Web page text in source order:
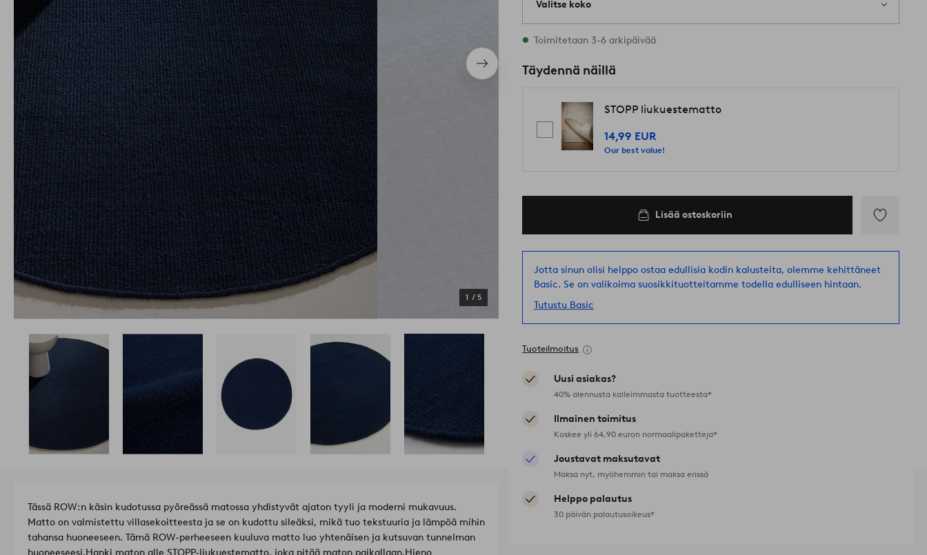
Seuraava
tuote
1 / 5
Valitse koko
Varastossa on kaikkia kokoja
Toimitetaan 3-6 arkipäivää
Täydennä näillä
STOPP liukuestematto
14,99 EUR
Our best value!
Lisää ostoskoriin
suosikkeihin
Jotta sinun olisi helppo ostaa edullisia kodin kalusteita, olemme kehittäneet
Basic. Se on valikoima suosikkituotteitamme todella edulliseen hintaan.
Tutustu Basic
Tuoteilmoitus
Uusi asiakas?
40% alennusta kalleimmasta tuotteesta*
Ilmainen toimitus
Koskee yli 64,90 euron normaalipaketteja*
Joustavat maksutavat
Maksa nyt, myöhemmin tai maksa erissä
Helppo palautus
30 päivän palautusoikeus*
Tässä ROW:n käsin kudotussa pyöreässä matossa yhdistyvät ajaton tyyli ja moderni mukavuus.
Matto on valmistettu villasekoitteesta ja se on kudottu sileäksi, mikä tuo tekstuuria ja lämpöä mihin
tahansa huoneeseen. Tämä ROW-perheeseen kuuluva matto luo yhtenäisen ja kutsuvan tunnelman
huoneeseesi.Hanki maton alle STOPP-liukuestematto, joka pitää maton paikallaan.Hieno